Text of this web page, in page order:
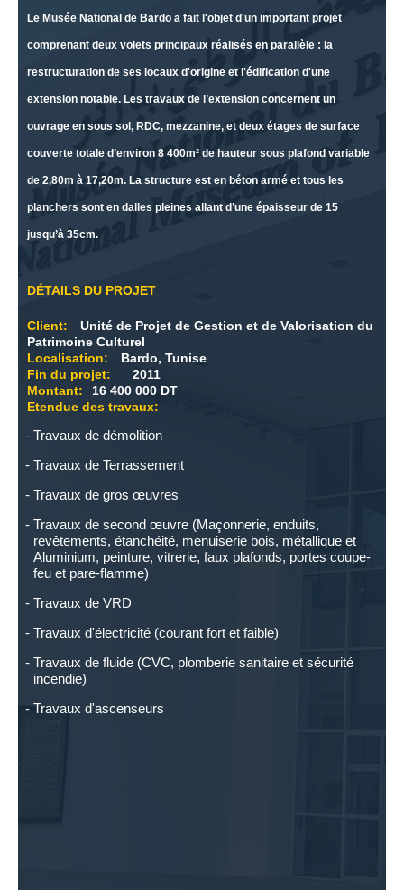
Le Musée National de Bardo a fait l'objet d'un important projet
comprenant deux volets principaux réalisés en parallèle : la
restructuration de ses locaux d'origine et l'édification d'une
extension notable. Les travaux de l’extension concernent un
ouvrage en sous sol, RDC, mezzanine, et deux étages de surface
couverte totale d’environ 8 400m² de hauteur sous plafond variable
de 2,80m à 17,20m. La structure est en béton armé et tous les
planchers sont en dalles pleines allant d’une épaisseur de 15
jusqu’à 35cm.
DÉTAILS DU PROJET
Client:
Unité de Projet de Gestion et de Valorisation du
Patrimoine Culturel
Localisation:
Bardo, Tunise
Fin du projet:
2011
Montant:
16 400 000 DT
Etendue des travaux:
Travaux de démolition
Travaux de Terrassement
Travaux de gros œuvres
Travaux de second œuvre (Maçonnerie, enduits,
revêtements, étanchéité, menuiserie bois, métallique et
Aluminium, peinture, vitrerie, faux plafonds, portes coupe-
feu et pare-flamme)
Travaux de VRD
Travaux d'électricité (courant fort et faible)
Travaux de fluide (CVC, plomberie sanitaire et sécurité
incendie)
Travaux d'ascenseurs